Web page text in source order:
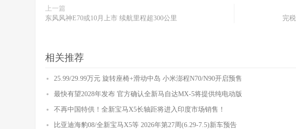
上一篇
东风风神E70或10月上市 续航里程超300公里
完
相关推荐
25.99/29.99万元 旋转座椅+滑动中岛 小米澎程N70/N90开启预售
最快有望2028年发布 官方确认全新马自达MX-5将提供纯电动版
不再中国特供！全新宝马X5长轴距将进入印度市场销售！
比亚迪海豹08/全新宝马X5等 2026年第27周(6.29-7.5)新车预告